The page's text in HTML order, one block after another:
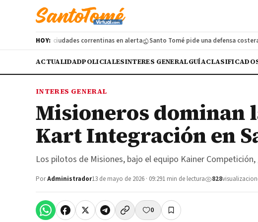
HOY:
cuatro ciudades correntinas en alerta Santo Tomé pide una defensa costera ante
ACTUALIDADPOLICIALESINTERES GENERALGUÍA
INTERES GENERAL
Misioneros dominan
Kart Integración en
Los pilotos de Misiones, bajo el equipo Kainer
PorAdministrador13 de mayo de 2026 · 09:291 min de lectura 828
0